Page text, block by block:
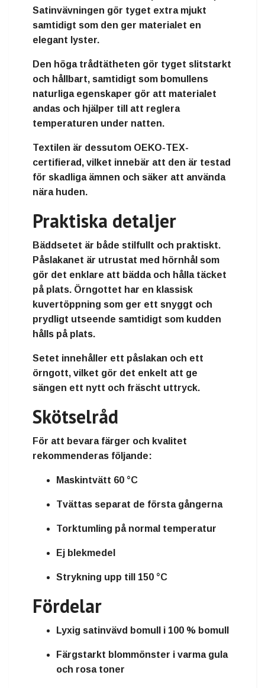
Satinvävningen gör tyget extra mjukt
samtidigt som den ger materialet en
elegant lyster.
Den höga trådtätheten gör tyget slitstarkt
och hållbart, samtidigt som bomullens
naturliga egenskaper gör att materialet
andas och hjälper till att reglera
temperaturen under natten.
Textilen är dessutom OEKO-TEX-
certifierad, vilket innebär att den är testad
för skadliga ämnen och säker att använda
nära huden.
Praktiska detaljer
Bäddsetet är både stilfullt och praktiskt.
Påslakanet är utrustat med hörnhål som
gör det enklare att bädda och hålla täcket
på plats. Örngottet har en klassisk
kuvertöppning som ger ett snyggt och
prydligt utseende samtidigt som kudden
hålls på plats.
Setet innehåller ett påslakan och ett
örngott, vilket gör det enkelt att ge
sängen ett nytt och fräscht uttryck.
Skötselråd
För att bevara färger och kvalitet
rekommenderas följande:
Maskintvätt 60 °C
Tvättas separat de första gångerna
Torktumling på normal temperatur
Ej blekmedel
Strykning upp till 150 °C
Fördelar
Lyxig satinvävd bomull i 100 % bomull
Färgstarkt blommönster i varma gula
och rosa toner